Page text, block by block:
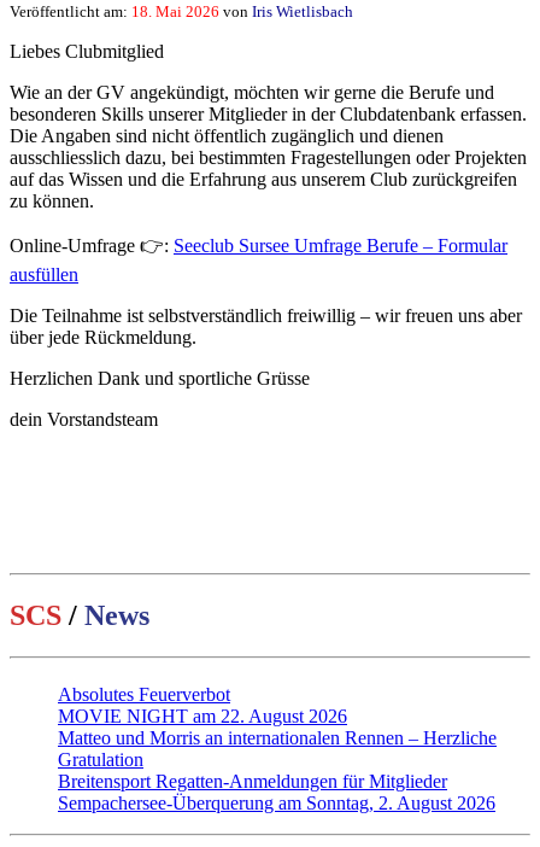
Veröffentlicht am: 18. Mai 2026 von Iris Wietlisbach
Liebes Clubmitglied
Wie an der GV angekündigt, möchten wir gerne die Berufe und
besonderen Skills unserer Mitglieder in der Clubdatenbank erfassen.
Die Angaben sind nicht öffentlich zugänglich und dienen
ausschliesslich dazu, bei bestimmten Fragestellungen oder Projekten
auf das Wissen und die Erfahrung aus unserem Club zurückgreifen
zu können.
Online-Umfrage 👉: Seeclub Sursee Umfrage Berufe – Formular
ausfüllen
Die Teilnahme ist selbstverständlich freiwillig – wir freuen uns aber
über jede Rückmeldung.
Herzlichen Dank und sportliche Grüsse
dein Vorstandsteam
SCS / News
Absolutes Feuerverbot
MOVIE NIGHT am 22. August 2026
Matteo und Morris an internationalen Rennen – Herzliche
Gratulation
Breitensport Regatten-Anmeldungen für Mitglieder
Sempachersee-Überquerung am Sonntag, 2. August 2026